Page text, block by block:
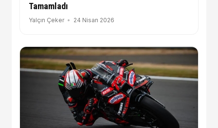
Tamamladı
Yalçın Çeker 24 Nisan 2026